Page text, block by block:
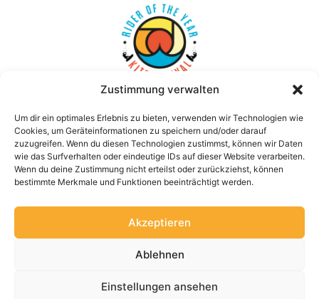
Zustimmung verwalten
Um dir ein optimales Erlebnis zu bieten, verwenden wir Technologien wie
Cookies, um Geräteinformationen zu speichern und/oder darauf
zuzugreifen. Wenn du diesen Technologien zustimmst, können wir Daten
wie das Surfverhalten oder eindeutige IDs auf dieser Website verarbeiten.
Wenn du deine Zustimmung nicht erteilst oder zurückziehst, können
bestimmte Merkmale und Funktionen beeinträchtigt werden.
Akzeptieren
Ablehnen
Einstellungen ansehen
NAVIGATE
HOME
ABOUT
LIVE
SHOP
KONTAKT
FAQ
ABOUT
SPOT
VEREIN
FAHRER
AUSSTELLER
ANMELDUNG
SPONSORING
VERSAND